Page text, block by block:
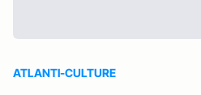
ATLANTI-CULTURE